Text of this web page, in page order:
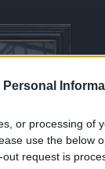
Personal
or processing of
use the below
request is